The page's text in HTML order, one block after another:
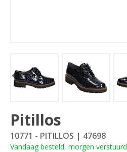
Pitillos
10771 - PITILLOS | 47698
Vandaag besteld, morgen verstuurd